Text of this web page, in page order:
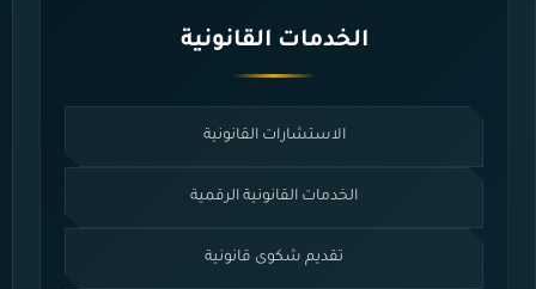
الخدمات القانونية
الاستشارات القانونية
الخدمات القانونية الرقمية
تقديم شكوى قانونية